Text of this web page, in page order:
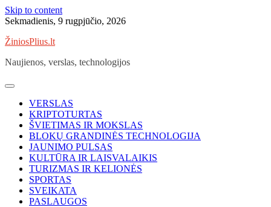
Skip to content
Sekmadienis, 9 rugpjūčio, 2026
ŽiniosPlius.lt
Naujienos, verslas, technologijos
VERSLAS
KRIPTOTURTAS
ŠVIETIMAS IR MOKSLAS
BLOKŲ GRANDINĖS TECHNOLOGIJA
JAUNIMO PULSAS
KULTŪRA IR LAISVALAIKIS
TURIZMAS IR KELIONĖS
SPORTAS
SVEIKATA
PASLAUGOS